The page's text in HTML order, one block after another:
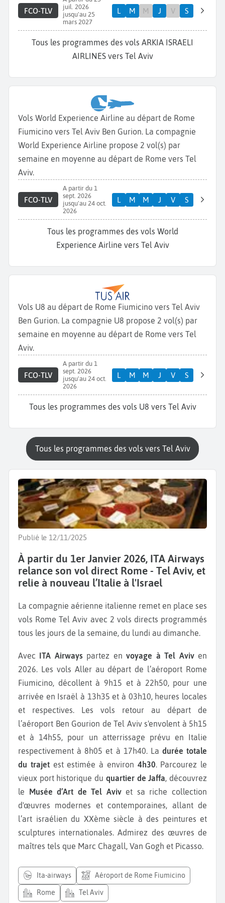
FCO-TLV
juil. 2026
jusqu'au 25
mars 2027
L M M J V S
Tous les programmes des vols ARKIA ISRAELI
AIRLINES vers Tel Aviv
Vols World Experience Airline au départ de Rome
Fiumicino vers Tel Aviv Ben Gurion. La compagnie
World Experience Airline propose 2 vol(s) par
semaine en moyenne au départ de Rome vers Tel
Aviv.
FCO-TLV
A partir du 1
sept. 2026
jusqu'au 24 oct.
2026
L M M J V S
Tous les programmes des vols World
Experience Airline vers Tel Aviv
Vols U8 au départ de Rome Fiumicino vers Tel Aviv
Ben Gurion. La compagnie U8 propose 2 vol(s) par
semaine en moyenne au départ de Rome vers Tel
Aviv.
FCO-TLV
A partir du 1
sept. 2026
jusqu'au 24 oct.
2026
L M M J V S
Tous les programmes des vols U8 vers Tel Aviv
Tous les programmes des vols vers Tel Aviv
Publié le 12/11/2025
À partir du 1er Janvier 2026, ITA Airways
relance son vol direct Rome - Tel Aviv, et
relie à nouveau l’Italie à l'Israel
La compagnie aérienne italienne remet en place ses
vols Rome Tel Aviv avec 2 vols directs programmés
tous les jours de la semaine, du lundi au dimanche.
Avec ITA Airways partez envoyage à Tel Aviven
2026. Les vols Aller au départ de l’aéroport Rome
Fiumicino, décollent à 9h15 et à 22h50, pour une
arrivée en Israël à 13h35 et à 03h10, heures locales
et respectives. Les vols retour au départ de
l’aéroport Ben Gourion de Tel Aviv s'envolent à 5h15
et à 14h55, pour un atterrissage prévu en Italie
respectivement à 8h05 et à 17h40. La durée totale
du trajet est estimée à environ 4h30. Parcourez le
vieux port historique du quartier de Jaffa, découvrez
le Musée d’Art de Tel Aviv et sa riche collection
d'œuvres modernes et contemporaines, allant de
l’art israélien du XXème siècle à des peintures et
sculptures internationales. Admirez des œuvres de
maîtres tels que Marc Chagall, Van Gogh et Picasso.
ita-airways Aéroport de Rome Fiumicino
Rome Tel Aviv